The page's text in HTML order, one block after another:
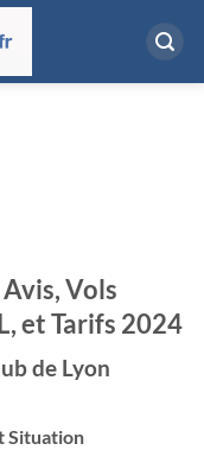
Vols
et Tarifs 2024
de Lyon
Situation